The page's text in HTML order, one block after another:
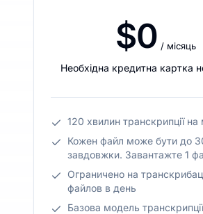
$0 / місяць
Необхідна кредитна картка
120 хвилин транскрипції на
Кожен файл може бути до
завдовжки. Завантажте 1
Ограничено на
файлов в день
Базова модель транскрипції